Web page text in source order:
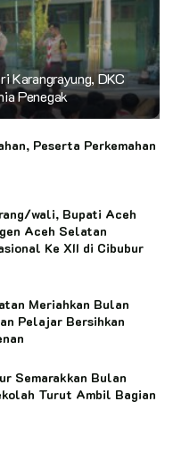
Karangrayung, DKC
Penegak
Peserta Perkemahan
wali, Bupati Aceh
Aceh Selatan
Ke XII di Cibubur
Meriahkan Bulan
Pelajar Bersihkan
Semarakkan Bulan
Turut Ambil Bagian